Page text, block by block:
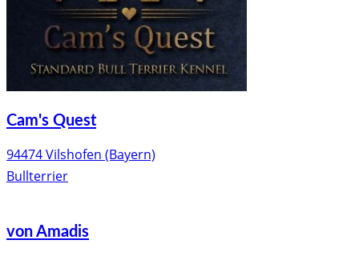
Cam's Quest
94474 Vilshofen (Bayern)
Bullterrier
von Amadis